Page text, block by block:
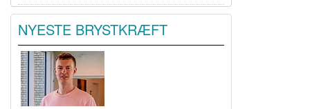
NYESTE BRYSTKRÆFT